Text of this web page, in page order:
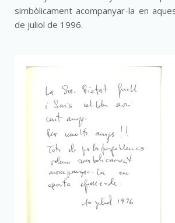
simbòlicament acompanyar-la en
de juliol de 1996.